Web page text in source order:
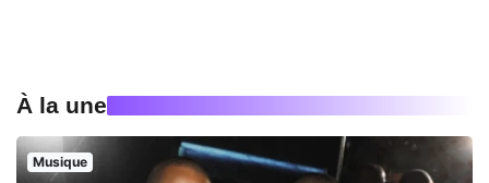
À la une
Musique